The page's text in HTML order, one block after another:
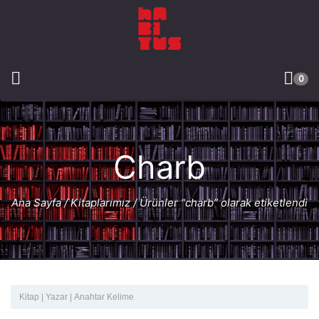
0
Charb
Ana Sayfa/Kitaplarımız/ Ürünler “charb” olarak etiketlendi